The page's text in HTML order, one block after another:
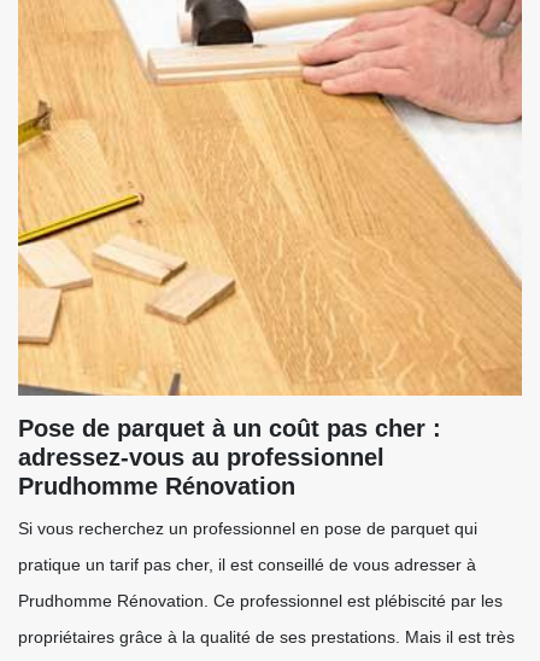
Pose de parquet à un coût pas cher :
adressez-vous au professionnel
Prudhomme Rénovation
Si vous recherchez un professionnel en pose de parquet qui
pratique un tarif pas cher, il est conseillé de vous adresser à
Prudhomme Rénovation. Ce professionnel est plébiscité par les
propriétaires grâce à la qualité de ses prestations. Mais il est très